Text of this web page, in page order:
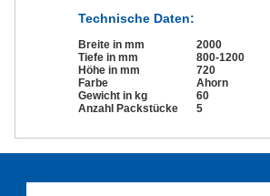
Technische Daten:
Breite in mm
2000
Tiefe in mm
800-1200
Höhe in mm
720
Farbe
Ahorn
Gewicht in kg
60
Anzahl Packstücke
5